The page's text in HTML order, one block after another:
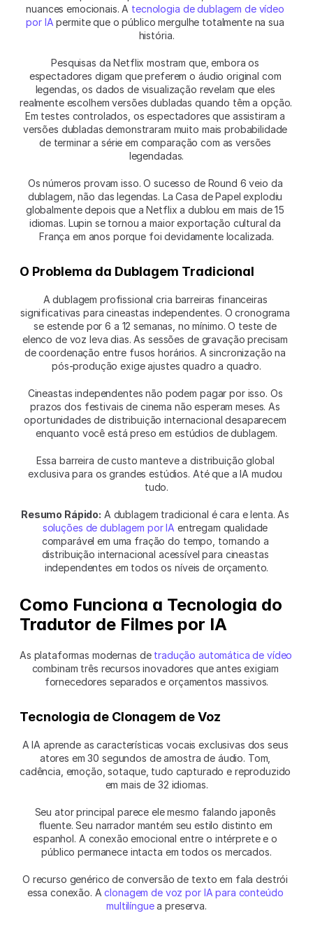
nuances emocionais. A tecnologia de dublagem de vídeo
por IA permite que o público mergulhe totalmente na sua
história.
Pesquisas da Netflix mostram que, embora os
espectadores digam que preferem o áudio original com
legendas, os dados de visualização revelam que eles
realmente escolhem versões dubladas quando têm a opção.
Em testes controlados, os espectadores que assistiram a
versões dubladas demonstraram muito mais probabilidade
de terminar a série em comparação com as versões
legendadas.
Os números provam isso. O sucesso de Round 6 veio da
dublagem, não das legendas. La Casa de Papel explodiu
globalmente depois que a Netflix a dublou em mais de 15
idiomas. Lupin se tornou a maior exportação cultural da
França em anos porque foi devidamente localizada.
O Problema da Dublagem Tradicional
A dublagem profissional cria barreiras financeiras
significativas para cineastas independentes. O cronograma
se estende por 6 a 12 semanas, no mínimo. O teste de
elenco de voz leva dias. As sessões de gravação precisam
de coordenação entre fusos horários. A sincronização na
pós-produção exige ajustes quadro a quadro.
Cineastas independentes não podem pagar por isso. Os
prazos dos festivais de cinema não esperam meses. As
oportunidades de distribuição internacional desaparecem
enquanto você está preso em estúdios de dublagem.
Essa barreira de custo manteve a distribuição global
exclusiva para os grandes estúdios. Até que a IA mudou
tudo.
Resumo Rápido:
soluções de dublagem por IA entregam qualidade
comparável em uma fração do tempo, tornando a
distribuição internacional acessível para cineastas
independentes em todos os níveis de orçamento.
Como Funciona a Tecnologia do
Tradutor de Filmes por IA
As plataformas modernas de tradução automática de vídeo
combinam três recursos inovadores que antes exigiam
fornecedores separados e orçamentos massivos.
Tecnologia de Clonagem de Voz
A IA aprende as características vocais exclusivas dos seus
atores em 30 segundos de amostra de áudio. Tom,
cadência, emoção, sotaque, tudo capturado e reproduzido
em mais de 32 idiomas.
Seu ator principal parece ele mesmo falando japonês
fluente. Seu narrador mantém seu estilo distinto em
espanhol. A conexão emocional entre o intérprete e o
público permanece intacta em todos os mercados.
O recurso genérico de conversão de texto em fala destrói
essa conexão. A clonagem de voz por IA para conteúdo
multilíngue a preserva.